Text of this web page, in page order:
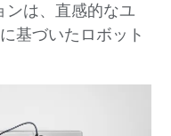
ンは、直感的なユ
基づいたロボット